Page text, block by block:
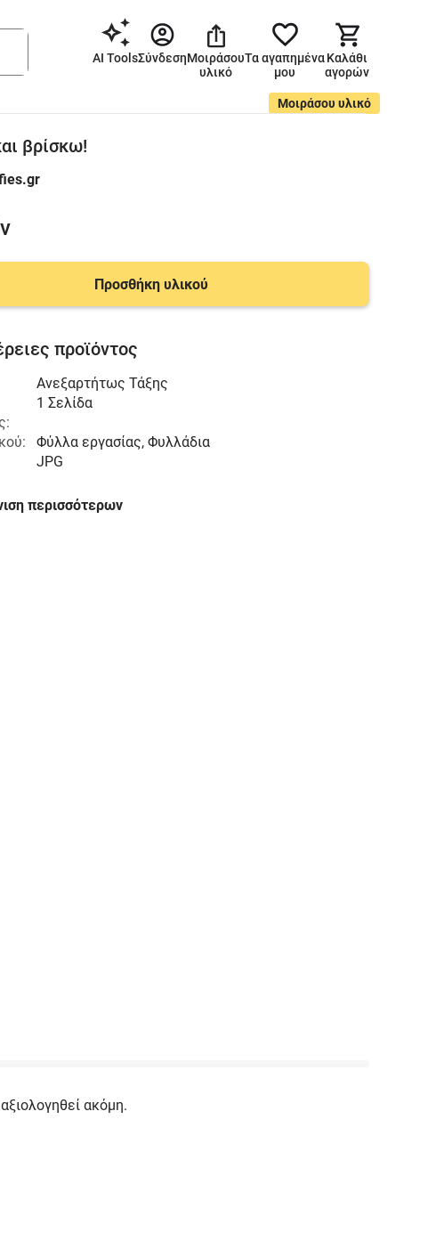
AI ToolsΣύνδεσηΜοιράσου
υλικό
Τα αγαπημένα
μου
Καλάθι
αγορών
Μοιράσου υλικό
βρίσκω!
Προσθήκη υλικού
προϊόντος
Ανεξαρτήτως Τάξης
1 Σελίδα
Φύλλα εργασίας, Φυλλάδια
JPG
περισσότερων
ακόμη.